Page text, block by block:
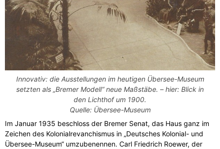
Innovativ: die Ausstellungen im heutigen Übersee-Museum
setzten als „Bremer Modell“ neue Maßstäbe. – hier: Blick in
den Lichthof um 1900.
Quelle: Übersee-Museum
Im Januar 1935 beschloss der Bremer Senat, das Haus ganz im
Zeichen des Kolonialrevanchismus in „Deutsches Kolonial- und
Übersee-Museum“ umzubenennen. Carl Friedrich Roewer, der